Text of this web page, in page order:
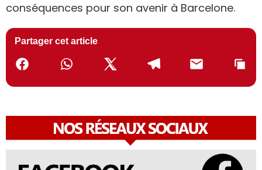
conséquences pour son avenir à Barcelone.
Partager cet article